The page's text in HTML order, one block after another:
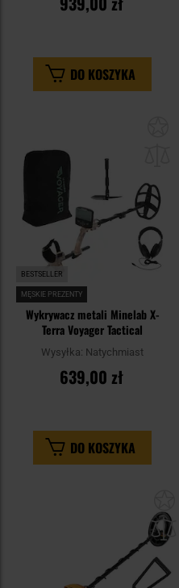
DO KOSZYKA
BESTSELLER
MĘSKIE PREZENTY
Wykrywacz metali Minelab X-
Terra Voyager Tactical
Wysyłka: Natychmiast
639,00 zł
DO KOSZYKA